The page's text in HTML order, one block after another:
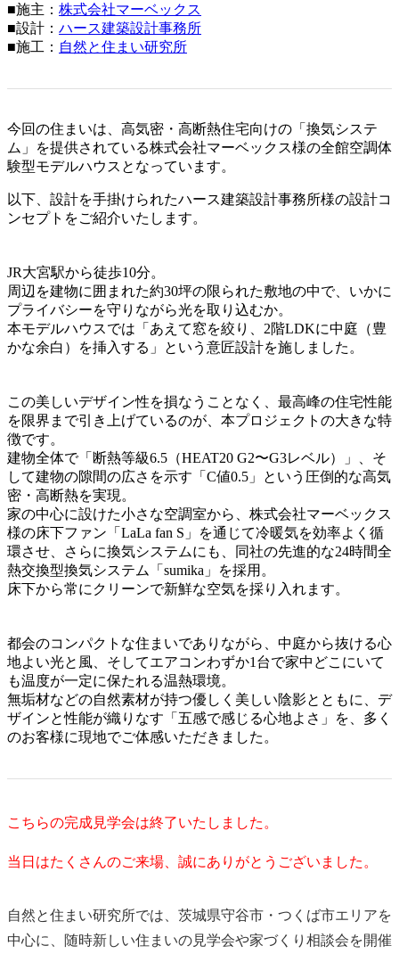
■施主： 株式会社マーベックス
■設計： ハース建築設計事務所
■施工： 自然と住まい研究所
今回の住まいは、高気密・高断熱住宅向けの「換気システ
ム」を提供されている株式会社マーベックス様の全館空調体
験型モデルハウスとなっています。
以下、設計を手掛けられたハース建築設計事務所様の設計コ
ンセプトをご紹介いたします。
JR大宮駅から徒歩10分。
周辺を建物に囲まれた約30坪の限られた敷地の中で、いかに
プライバシーを守りながら光を取り込むか。
本モデルハウスでは「あえて窓を絞り、2階LDKに中庭（豊
かな余白）を挿入する」という意匠設計を施しました。
この美しいデザイン性を損なうことなく、最高峰の住宅性能
を限界まで引き上げているのが、本プロジェクトの大きな特
徴です。
建物全体で「断熱等級6.5（HEAT20 G2〜G3レベル）」、そ
して建物の隙間の広さを示す「C値0.5」という圧倒的な高気
密・高断熱を実現。
家の中心に設けた小さな空調室から、株式会社マーベックス
様の床下ファン「LaLa fan S」を通じて冷暖気を効率よく循
環させ、さらに換気システムにも、同社の先進的な24時間全
熱交換型換気システム「sumika」を採用。
床下から常にクリーンで新鮮な空気を採り入れます。
都会のコンパクトな住まいでありながら、中庭から抜ける心
地よい光と風、そしてエアコンわずか1台で家中どこにいて
も温度が一定に保たれる温熱環境。
無垢材などの自然素材が持つ優しく美しい陰影とともに、デ
ザインと性能が織りなす「五感で感じる心地よさ」を、多く
のお客様に現地でご体感いただきました。
こちらの完成見学会は終了いたしました。
当日はたくさんのご来場、誠にありがとうございました。
自然と住まい研究所では、茨城県守谷市・つくば市エリアを
中心に、随時新しい住まいの見学会や家づくり相談会を開催